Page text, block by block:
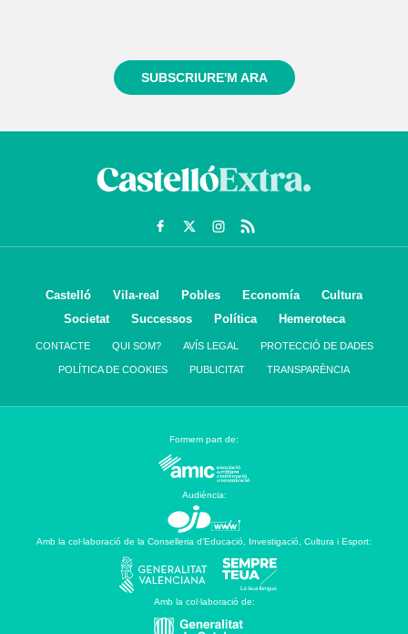
SUBSCRIURE'M ARA
Castelló Vila-real Pobles Economía
Cultura
Societat
Successos Política Hemeroteca
CONTACTE QUI SOM? AVÍS LEGAL PROTECCIÓ DE DADES
POLÍTICA DE COOKIES PUBLICITAT TRANSPARÈNCIA
Formem part de:
Audiència:
Amb la col·laboració de la Conselleria d’Educació, Investigació, Cultura i Esport:
Amb la col·laboració de: